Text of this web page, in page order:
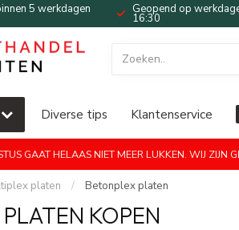
5 werkdagen Geopend op
16:30
Diverse tips Klantenservice
GAAT HELAAS NIET MEER LUKKEN. WIJ ZIJN
platen / Betonplex platen
KOPEN